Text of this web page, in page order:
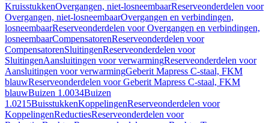
KruisstukkenOvergangen, niet-losneembaarReserveonderdelen voor
Overgangen, niet-losneembaarOvergangen en verbindingen,
losneembaarReserveonderdelen voor Overgangen en verbindingen,
losneembaarCompensatorenReserveonderdelen voor
CompensatorenSluitingenReserveonderdelen voor
SluitingenAansluitingen voor verwarmingReserveonderdelen voor
Aansluitingen voor verwarmingGeberit Mapress C-staal, FKM
blauwReserveonderdelen voor Geberit Mapress C-staal, FKM
blauwBuizen 1.0034Buizen
1.0215BuisstukkenKoppelingenReserveonderdelen voor
KoppelingenReductiesReserveonderdelen voor